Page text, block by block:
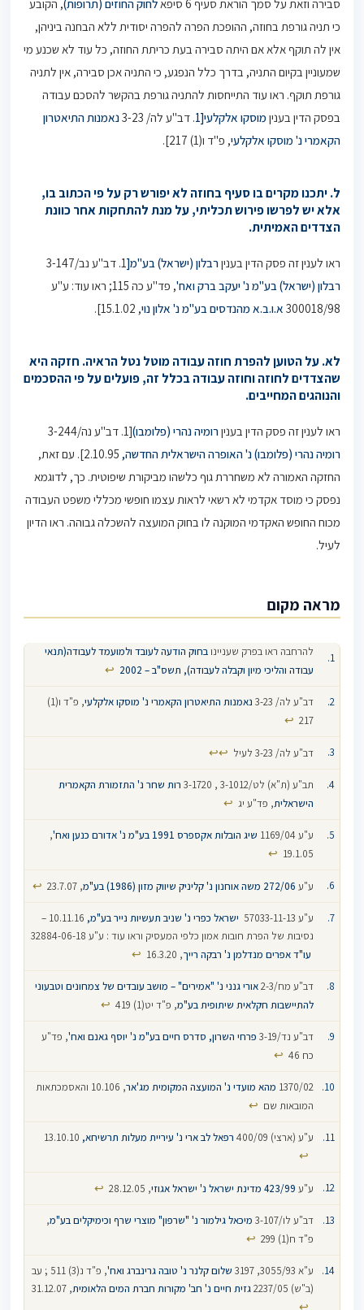
סבירה וזאת על סמך הוראת סעיף 6 סיפא לחוק החוזים (תרופות), הקובע
כי תניה גורפת בחוזה, ההופכת הפרה להפרה יסודית ללא הבחנה ביניהן,
אין לה תוקף אלא אם היתה סבירה בעת כריתת החוזה, כל עוד לא שכנע מי
שמעוניין בקיום התניה, בדרך כלל הנפגע, כי התניה אכן סבירה, אין לתניה
גורפת תוקף. ראו עוד התייחסות להתניה גורפת בהקשר להסכם עבודה
בפסק הדין בענין מוסקו אלקלעי[1 . דב"ע לה/ 3-23
נאמנות התיאטרון
הקאמרי נ' מוסקו אלקלעי, פ"ד ו(1) 217].
ל. יתכנו מקרים בו סעיף בחוזה לא יפורש רק על פי הכתוב בו,
אלא יש לפרשו פירוש תכליתי, על מנת להתחקות אחר כוונת
הצדדים האמיתית.
ראו לענין זה פסק הדין בעניןרבלון (ישראל) בע"מ[1. דב"ע נב/3-147
רבלון (ישראל) בע"מ נ' יעקב ברק ואח'
, פד"ע כה 115; ראו עוד: ע"ע
300018/98 א.ו.ב.א מהנדסים בע"מ נ' אלון נוי‏, 15.1.02].
לא. על הטוען להפרת חוזה עבודה מוטל נטל הראיה. חזקה היא
שהצדדים לחוזה וחוזה עבודה בכלל זה, פועלים על פי ההסכמים
והנוהגים המחייבים.
ראו לענין זה פסק הדין בעניןרומיה נהרי (פלומבו)[1. דב"ע נה/3-244
רומיה נהרי (פלומבו) נ' האופרה הישראלית החדשה,
2.10.95]. עם זאת,
החזקה האמורה לא משחררת גוף כלשהו מביקורת שיפוטית. כך, לדוגמא
נפסק כי מוסד אקדמי לא רשאי לראות עצמו חופשי מכללי משפט העבודה
מכוח החופש האקדמי המוקנה לו בחוק המועצה להשכלה גבוהה. ראו הדיון
לעיל.
מראה מקום
להרחבה ראו בפרק שעניינו בחוק הודעה לעובד ולמועמד לעבודה(תנאי
עבודה והליכי מיון וקבלה לעבודה), תשס"ב – 2002
↩
דב"ע לה/ 3-23 נאמנות התיאטרון הקאמרי נ' מוסקו אלקלעי
, פ"ד ו(1)
217
↩
דב"ע לה/ 3-23 לעיל ↩
↩
תב"ע (ת"א) לט/3-1012 , 3-1720
רות שחר נ' התזמורת הקאמרית
הישראלית, פד"ע יג ↩
ע"ע 1169/04 שיג הובלות אקספרס 1991 בע"מ נ' אדורם כנען ואח'
,
19.1.05
↩
ע"ע 272/06 משה אוחנון נ' קליניק שיווק מזון (1986) בע"מ , 23.7.07
↩
ע"ע 57033-11-13‏ ‏ ישראל כפרי נ' שניב תעשיות נייר בע"מ,
10.11.16 –
עו"ד אפרים מנדלמן נ' רבקה רייך‏, 16.3.20
↩
דב"ע מח/2-3
אורי גנני נ' "אמירים" – מושב עובדים של צמחונים וטבעוני
להתיישבות חקלאית שיתופית בע"מ, פ"ד יט(1) 419 ↩
דב"ע נד/3-19 פרחי השרון, סדרס חיים בע"מ נ' יוסף גאנם ואח', פד"ע
כח 46
↩
1370/02 מהא מועדי נ' המועצה המקומית מג'אר
, 10.106 והאסמכתאות
המובאות שם ↩
ע"ע (ארצי) 400/09 רפאל לב ארי נ' עיריית מעלות תרשיחא, 13.10.10
↩
ע"ע 423/99 מדינת ישראל נ' ישראל אגוזי, 28.12.05
↩
דב"ע לו/3-107 מיכאל גילמור נ' "שרפון" מוצרי שרף וכימיקלים בע"מ,
פ"ד ח(1) 299
↩
ע"א 3055/93, 3197 שלום קלנר נ' טובה גרינברג ואח'
, פ"ד נ(3) 511 ; עב
(ב"ש) 2237/05
גזית חיים נ' חב' מקורות חברת המים הלאומית, 31.12.07
↩